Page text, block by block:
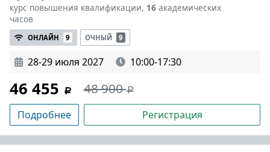
курс повышения квалификации, 16 академических
часов
ОНЛАЙН 9 ОЧНЫЙ 9
28-29 июля 2027 10:00-17:30
46 455 48 900
Подробнее Регистрация